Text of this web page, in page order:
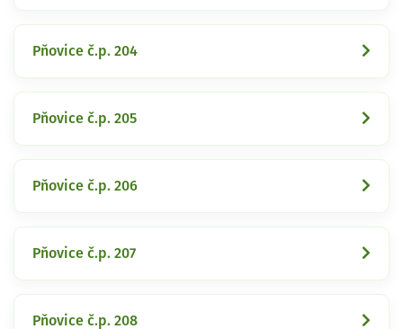
Pňovice č.p. 204
Pňovice č.p. 205
Pňovice č.p. 206
Pňovice č.p. 207
Pňovice č.p. 208